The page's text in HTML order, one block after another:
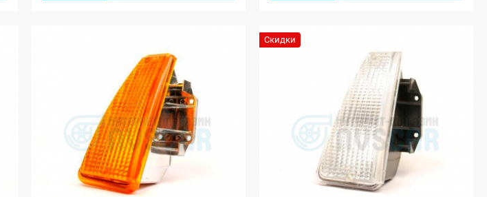
21213-214) 3-х
дверная, Лада Нива
4x4 (Урбан) 3-х
дверная, Лада Нива
(ВАЗ 2131) 5-дверная,
Лада Нива 4x4 (Урбан)
5-дверная, Лада Нива
Legend, Лада Нива 4x4
Пикап, Лада Нива
Тревел, Лада Приора
седан (ВАЗ 2170), Лада
Приора универсал
(ВАЗ 2171), Лада
Скидки